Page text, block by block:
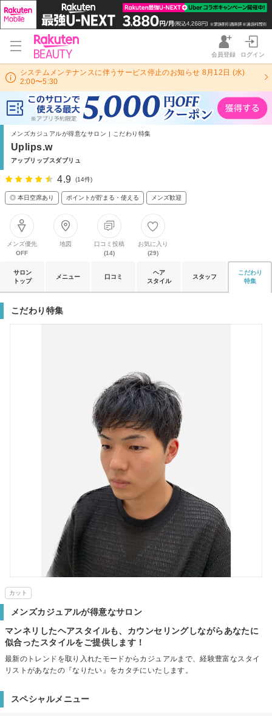
会員登録 ログイン
システムメンテナンスに伴うサービス停止のお知らせ 8月12日 (水)
2:00〜5:30
メンズカジュアルが得意なサロン | こだわり特集
Uplips.w
アップリップスダブリュ
4.9 (14件)
◎ 本日空席あり ポイントが貯まる・使える メンズ歓迎
メンズ優先
OFF
地図
口コミ投稿
(14)
お気に入り
(29)
サロン
トップ
メニュー 口コミ
ヘア
スタイル
スタッフ
こだわり
特集
こだわり特集
カット
メンズカジュアルが得意なサロン
マンネリしたヘアスタイルも、カウンセリングしながらあなたに
似合ったスタイルをご提供します！
最新のトレンドを取り入れたモードからカジュアルまで、経験豊富なスタイ
リストがあなたの『なりたい』をカタチにいたします。
スペシャルメニュー